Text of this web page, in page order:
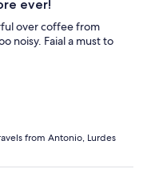
ever!
over coffee from
noisy. Faial a must to
from Antonio, Lurdes